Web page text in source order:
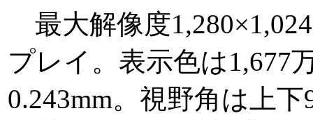
最大解像度
プレイ。表示色は1,677
0.243mm。視野角は上